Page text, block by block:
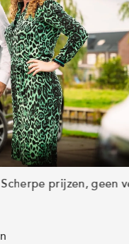
prijzen, geen